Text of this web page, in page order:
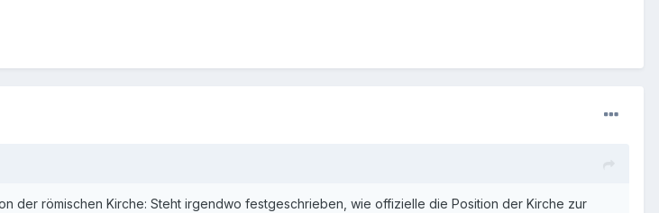
der römischen Kirche: Steht irgendwo festgeschrieben, wie offizielle die Position der Kirche zur